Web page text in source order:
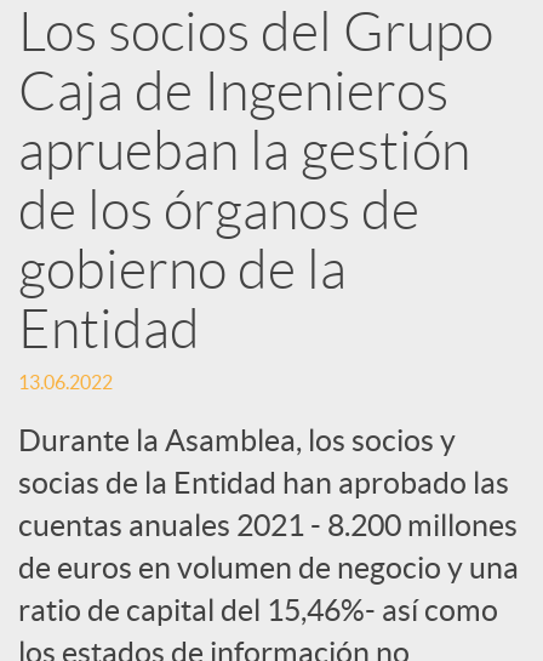
e
d
e
s
S
o
c
i
Los socios del Grupo
Caja de Ingenieros
aprueban la gestión
de los órganos de
gobierno de la
Entidad
13.06.2022
Durante la Asamblea, los socios y
socias de la Entidad han aprobado las
cuentas anuales 2021 - 8.200 millones
de euros en volumen de negocio y una
ratio de capital del 15,46%- así como
los estados de información no